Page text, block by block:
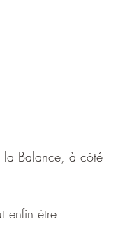
la Balance, à côté
enfin être